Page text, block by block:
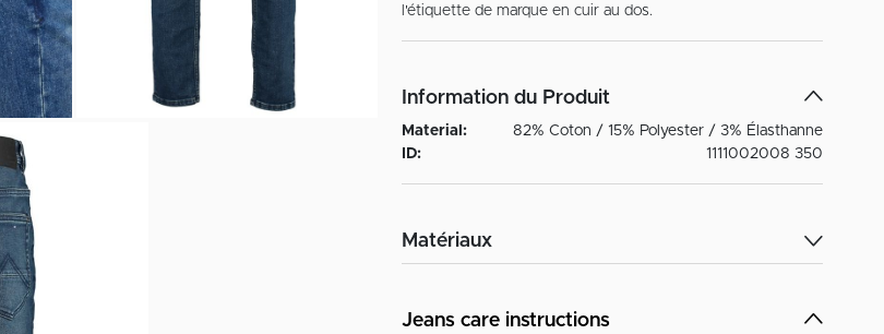
Information du Produit
Material:
82% Coton / 15% Polyester / 3% Élasthanne
ID:
1111002008 350
Matériaux
Jeans care instructions